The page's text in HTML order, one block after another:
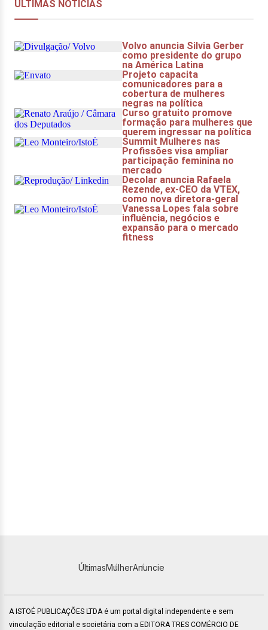
ÚltimasMulherAnuncie
A ISTOÉ PUBLICAÇÕES LTDA é um portal digital independente e sem
vinculação editorial e societária com a EDITORA TRES COMÉRCIO DE